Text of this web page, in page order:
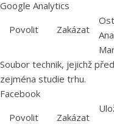
Google Analytics
Povolit
Zakázat
Soubor technik, jejichž
zejména studie trhu.
Facebook
Povolit
Zakázat